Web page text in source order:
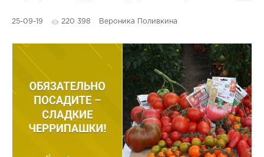
25-09-19 220 398 Вероника Поливкина